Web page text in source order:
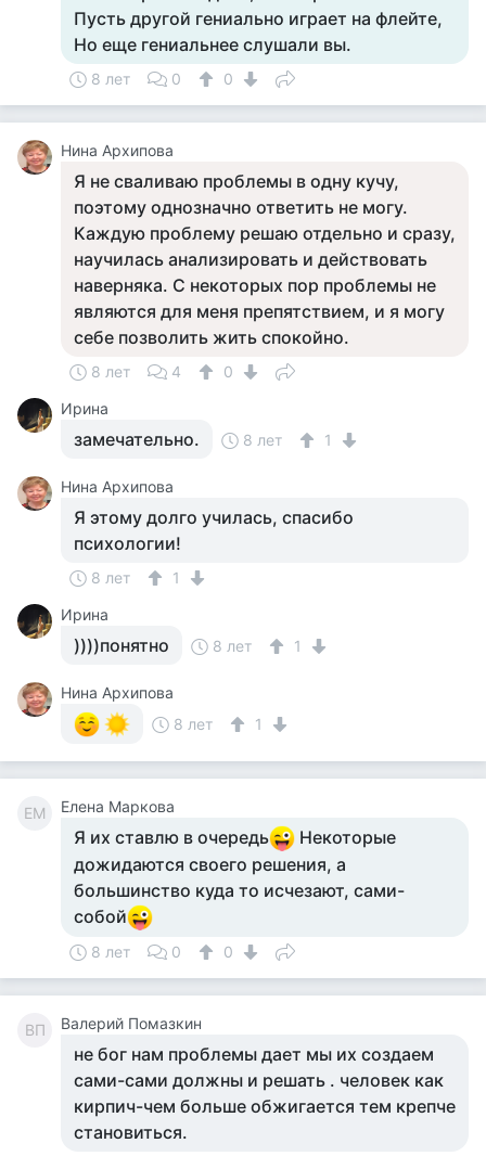
Пусть другой гениально играет на флейте,
Но еще гениальнее слушали вы.
8 лет 0 0
Нина Архипова
Я не сваливаю проблемы в одну кучу,
поэтому однозначно ответить не могу.
Каждую проблему решаю отдельно и сразу,
научилась анализировать и действовать
наверняка. С некоторых пор проблемы не
являются для меня препятствием, и я могу
себе позволить жить спокойно.
8 лет 4
0
Ирина
замечательно. 8 лет 1
Нина Архипова
Я этому долго училась, спасибо
психологии!
8 лет
1
Ирина
))))понятно 8 лет 1
Нина Архипова
8 лет
1
ЕМ Елена Маркова
Я их ставлю в очередь
Некоторые
дожидаются своего решения, а
большинство куда то исчезают, сами-
собой
8 лет 0 0
ВП Валерий Помазкин
не бог нам проблемы дает мы их создаем
сами-сами должны и решать . человек как
кирпич-чем больше обжигается тем крепче
становиться.